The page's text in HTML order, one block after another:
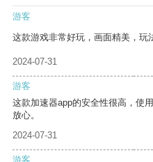
游客
这款游戏非常好玩，画面精美，玩
2024-07-31
游客
这款加速器app的安全性很高，使
放心。
2024-07-31
游客